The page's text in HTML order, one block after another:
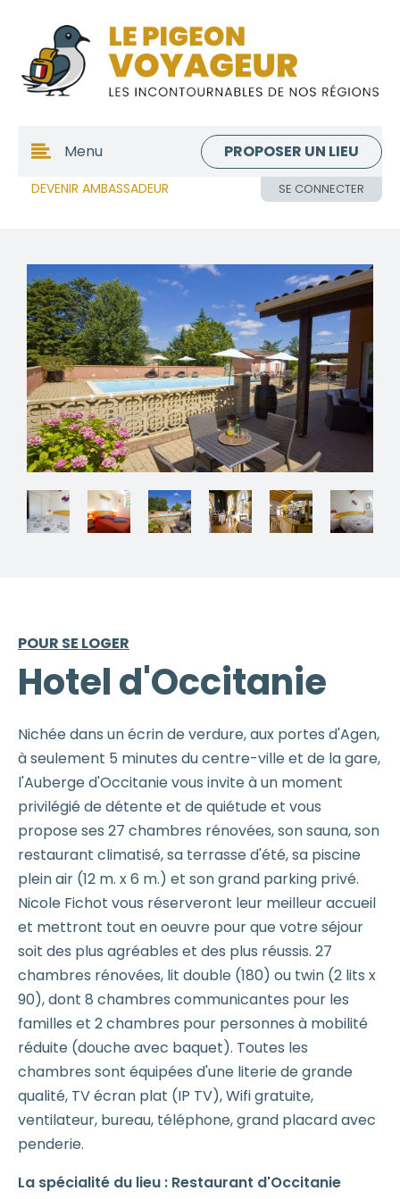
DEVENIR AMBASSADEUR SE CONNECTER
Menu PROPOSER UN LIEU
POUR SE LOGER
Hotel d'Occitanie
Nichée dans un écrin de verdure, aux portes d'Agen,
à seulement 5 minutes du centre-ville et de la gare,
l'Auberge d'Occitanie vous invite à un moment
privilégié de détente et de quiétude et vous
propose ses 27 chambres rénovées, son sauna, son
restaurant climatisé, sa terrasse d'été, sa piscine
plein air (12 m. x 6 m.) et son grand parking privé.
Nicole Fichot vous réserveront leur meilleur accueil
et mettront tout en oeuvre pour que votre séjour
soit des plus agréables et des plus réussis. 27
chambres rénovées, lit double (180) ou twin (2 lits x
90), dont 8 chambres communicantes pour les
familles et 2 chambres pour personnes à mobilité
réduite (douche avec baquet). Toutes les
chambres sont équipées d'une literie de grande
qualité, TV écran plat (IP TV), Wifi gratuite,
ventilateur, bureau, téléphone, grand placard avec
penderie.
La spécialité du lieu : Restaurant d'Occitanie